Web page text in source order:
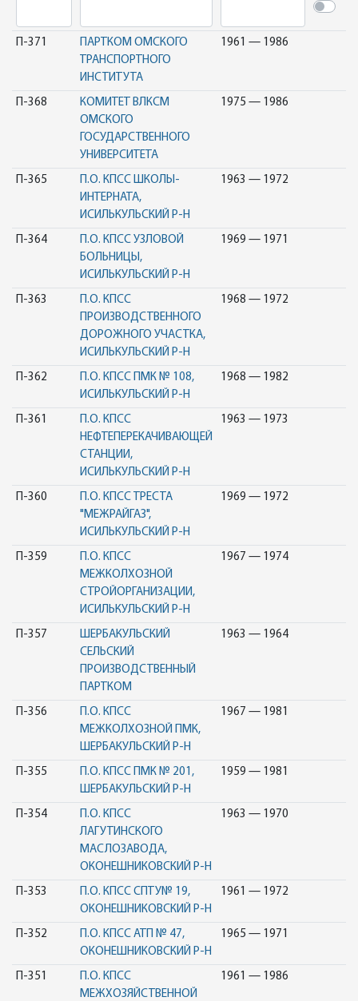
П-371
ПАРТКОМ ОМСКОГО
ТРАНСПОРТНОГО
ИНСТИТУТА
1961 — 1986
П-368
КОМИТЕТ ВЛКСМ
ОМСКОГО
ГОСУДАРСТВЕННОГО
УНИВЕРСИТЕТА
1975 — 1986
П-365
П.О. КПСС ШКОЛЫ-
ИНТЕРНАТА,
ИСИЛЬКУЛЬСКИЙ Р-Н
1963 — 1972
П-364
П.О. КПСС УЗЛОВОЙ
БОЛЬНИЦЫ,
ИСИЛЬКУЛЬСКИЙ Р-Н
1969 — 1971
П-363
П.О. КПСС
ПРОИЗВОДСТВЕННОГО
ДОРОЖНОГО УЧАСТКА,
ИСИЛЬКУЛЬСКИЙ Р-Н
1968 — 1972
П-362
П.О. КПСС ПМК № 108,
ИСИЛЬКУЛЬСКИЙ Р-Н
1968 — 1982
П-361
П.О. КПСС
НЕФТЕПЕРЕКАЧИВАЮЩЕЙ
СТАНЦИИ,
ИСИЛЬКУЛЬСКИЙ Р-Н
1963 — 1973
П-360
П.О. КПСС ТРЕСТА
"МЕЖРАЙГАЗ",
ИСИЛЬКУЛЬСКИЙ Р-Н
1969 — 1972
П-359
П.О. КПСС
МЕЖКОЛХОЗНОЙ
СТРОЙОРГАНИЗАЦИИ,
ИСИЛЬКУЛЬСКИЙ Р-Н
1967 — 1974
П-357
ШЕРБАКУЛЬСКИЙ
СЕЛЬСКИЙ
ПРОИЗВОДСТВЕННЫЙ
ПАРТКОМ
1963 — 1964
П-356
П.О. КПСС
МЕЖКОЛХОЗНОЙ ПМК,
ШЕРБАКУЛЬСКИЙ Р-Н
1967 — 1981
П-355
П.О. КПСС ПМК № 201,
ШЕРБАКУЛЬСКИЙ Р-Н
1959 — 1981
П-354
П.О. КПСС
ЛАГУТИНСКОГО
МАСЛОЗАВОДА,
ОКОНЕШНИКОВСКИЙ Р-Н
1963 — 1970
П-353
П.О. КПСС СПТУ№ 19,
ОКОНЕШНИКОВСКИЙ Р-Н
1961 — 1972
П-352
П.О. КПСС АТП № 47,
ОКОНЕШНИКОВСКИЙ Р-Н
1965 — 1971
П-351
П.О. КПСС
МЕЖХОЗЯЙСТВЕННОЙ
1961 — 1986